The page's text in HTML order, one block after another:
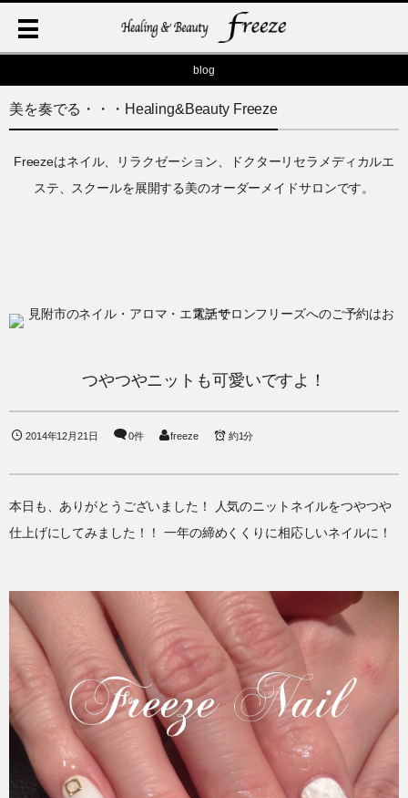
blog
美を奏でる・・・Healing&Beauty Freeze
Freezeはネイル、リラクゼーション、ドクターリセラメディカルエ
ステ、スクールを展開する美のオーダーメイドサロンです。
つやつやニットも可愛いですよ！
2014年12月21日 0件 freeze 約1分
本日も、ありがとうございました！ 人気のニットネイルをつやつや
仕上げにしてみました！！ 一年の締めくくりに相応しいネイルに！